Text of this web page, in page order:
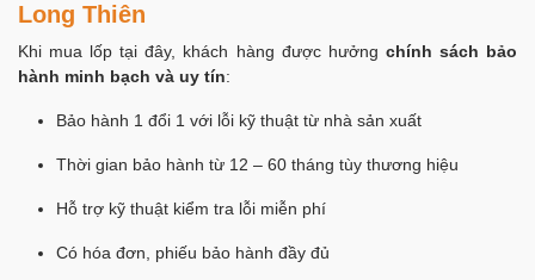
Long Thiên
Khi mua lốp tại đây, khách hàng được hưởng chính sách bảo
hành minh bạch và uy tín:
Bảo hành 1 đổi 1 với lỗi kỹ thuật từ nhà sản xuất
Thời gian bảo hành từ 12 – 60 tháng tùy thương hiệu
Hỗ trợ kỹ thuật kiểm tra lỗi miễn phí
Có hóa đơn, phiếu bảo hành đầy đủ